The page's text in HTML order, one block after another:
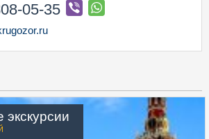
05-35